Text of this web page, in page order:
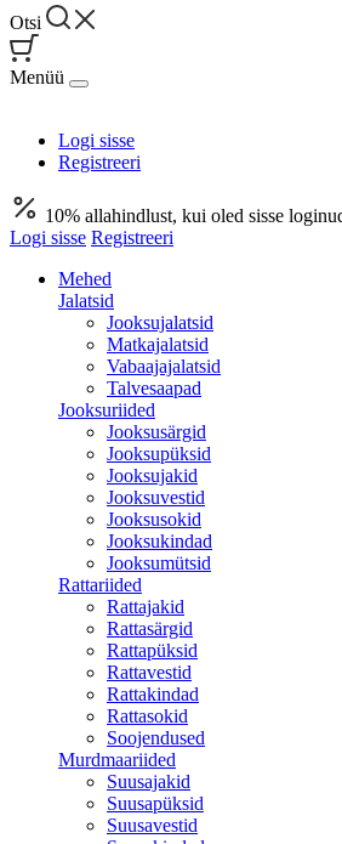
Otsi
Menüü
Logi sisse
Registreeri
10% allahindlust, kui oled sisse
Logi sisse Registreeri
Mehed
Jalatsid
Jooksujalatsid
Matkajalatsid
Vabaajajalatsid
Talvesaapad
Jooksuriided
Jooksusärgid
Jooksupüksid
Jooksujakid
Jooksuvestid
Jooksusokid
Jooksukindad
Jooksumütsid
Rattariided
Rattajakid
Rattasärgid
Rattapüksid
Rattavestid
Rattakindad
Rattasokid
Soojendused
Murdmaariided
Suusajakid
Suusapüksid
Suusavestid